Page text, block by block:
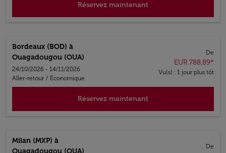
Réservez maintenant
Bordeaux (BOD) à
Ouagadougou (OUA)
24/10/2026 - 14/11/2026
Aller-retour / Économique
De
EUR 788,89*
Vu(s) : 1 jour plus tôt
Réservez maintenant
Milan (MXP) à
Ouagadougou (OUA)
De